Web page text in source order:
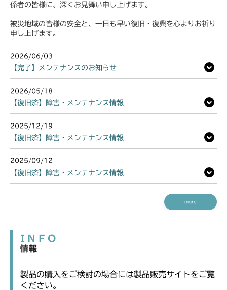
係者の皆様に、深くお見舞い申し上げます。
被災地域の皆様の安全と、一日も早い復旧・復興を心よりお祈り
申し上げます。
2026/06/03
【完了】メンテナンスのお知らせ
2026/05/18
【復旧済】障害・メンテナンス情報
2025/12/19
【復旧済】障害・メンテナンス情報
2025/09/12
【復旧済】障害・メンテナンス情報
more
INFO
情報
製品の購入をご検討の場合には製品販売サイトをご覧
ください。